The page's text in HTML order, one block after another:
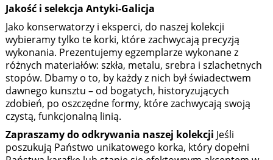
Jakość i selekcja Antyki-Galicja
Jako konserwatorzy i eksperci, do naszej kolekcji
wybieramy tylko te korki, które zachwycają precyzją
wykonania. Prezentujemy egzemplarze wykonane z
różnych materiałów: szkła, metalu, srebra i szlachetnych
stopów. Dbamy o to, by każdy z nich był świadectwem
dawnego kunsztu – od bogatych, historyzujących
zdobień, po oszczędne formy, które zachwycają swoją
czystą, funkcjonalną linią.
Zapraszamy do odkrywania naszej kolekcji Jeśli
poszukują Państwo unikatowego korka, który dopełni